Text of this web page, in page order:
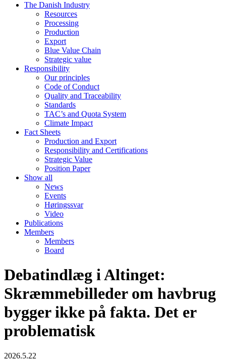
The Danish Industry
Resources
Processing
Production
Export
Blue Value Chain
Strategic value
Responsibility
Our principles
Code of Conduct
Quality and Traceability
Standards
TAC’s and Quota System
Climate Impact
Fact Sheets
Production and Export
Responsibility and Certifications
Strategic Value
Position Paper
Show all
News
Events
Høringssvar
Video
Publications
Members
Members
Board
Debatindlæg i Altinget:
Skræmmebilleder om havbrug
bygger ikke på fakta. Det er
problematisk
2026.5.22